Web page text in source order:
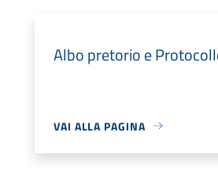
Albo pretorio e
VAI ALLA PAGINA